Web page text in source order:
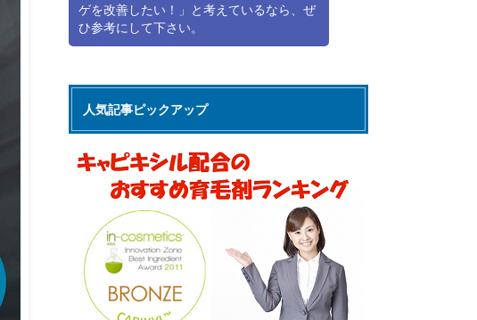
ゲを改善したい！」と考えているなら、ぜ
ひ参考にして下さい。
人気記事ピックアップ